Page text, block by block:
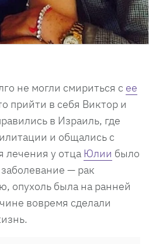
не могли смириться с ее
прийти в себя Виктор и
в Израиль, где
и общались с
лечения у отца Юлии было
— рак
опухоль была на ранней
вовремя сделали